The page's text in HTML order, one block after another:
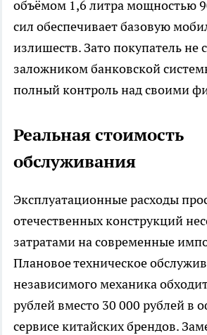
объёмом 1,6 литра мощностью
сил обеспечивает базовую
излишеств. Зато покупатель не
заложником банковской
полный контроль над своими
Реальная стоимость
обслуживания
Эксплуатационные расходы
отечественных конструкций
затратами на современные
Плановое техническое
независимого механика
рублей вместо 30 000 рублей в
сервисе китайских брендов.